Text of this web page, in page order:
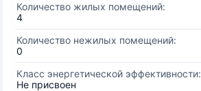
Количество жилых помещений:
4
Количество нежилых помещений:
0
Класс энергетической эффективности:
Не присвоен